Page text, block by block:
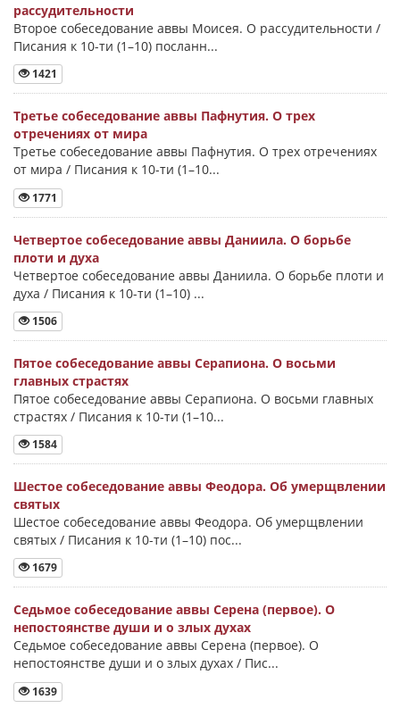
рассудительности
Второе собеседование аввы Моисея. О рассудительности /
Писания к 10-ти (1–10) посланн...
1421
Третье собеседование аввы Пафнутия. О трех
отречениях от мира
Третье собеседование аввы Пафнутия. О трех отречениях
от мира / Писания к 10-ти (1–10...
1771
Четвертое собеседование аввы Даниила. О борьбе
плоти и духа
Четвертое собеседование аввы Даниила. О борьбе плоти и
духа / Писания к 10-ти (1–10) ...
1506
Пятое собеседование аввы Серапиона. О восьми
главных страстях
Пятое собеседование аввы Серапиона. О восьми главных
страстях / Писания к 10-ти (1–10...
1584
Шестое собеседование аввы Феодора. Об умерщвлении
святых
Шестое собеседование аввы Феодора. Об умерщвлении
святых / Писания к 10-ти (1–10) пос...
1679
Седьмое собеседование аввы Серена (первое). О
непостоянстве души и о злых духах
Седьмое собеседование аввы Серена (первое). О
непостоянстве души и о злых духах / Пис...
1639